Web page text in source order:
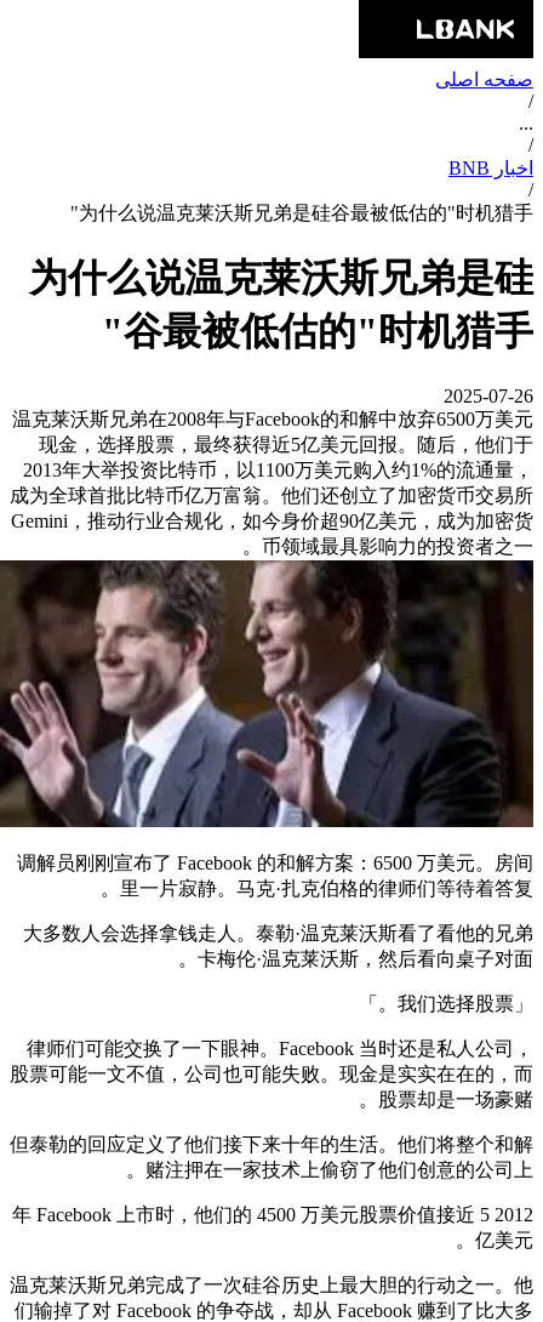
صفحه اصلی
/
...
/
اخبار BNB
/
为什么说温克莱沃斯兄弟是硅谷最被低估的"时机猎手"
为什么说温克莱沃斯兄弟是硅
谷最被低估的"时机猎手"
2025-07-26
温克莱沃斯兄弟在2008年与Facebook的和解中放弃6500万美元
现金，选择股票，最终获得近5亿美元回报。随后，他们于
2013年大举投资比特币，以1100万美元购入约1%的流通量，
成为全球首批比特币亿万富翁。他们还创立了加密货币交易所
Gemini，推动行业合规化，如今身价超90亿美元，成为加密货
币领域最具影响力的投资者之一。
调解员刚刚宣布了 Facebook 的和解方案：6500 万美元。房间
里一片寂静。马克·扎克伯格的律师们等待着答复。
大多数人会选择拿钱走人。泰勒·温克莱沃斯看了看他的兄弟
卡梅伦·温克莱沃斯，然后看向桌子对面。
「我们选择股票。」
律师们可能交换了一下眼神。Facebook 当时还是私人公司，
股票可能一文不值，公司也可能失败。现金是实实在在的，而
股票却是一场豪赌。
但泰勒的回应定义了他们接下来十年的生活。他们将整个和解
赌注押在一家技术上偷窃了他们创意的公司上。
2012 年 Facebook 上市时，他们的 4500 万美元股票价值接近 5
亿美元。
温克莱沃斯兄弟完成了一次硅谷历史上最大胆的行动之一。他
们输掉了对 Facebook 的争夺战，却从 Facebook 赚到了比大多